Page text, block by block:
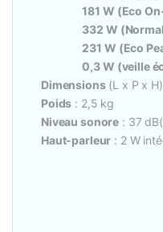
181 W (Eco On-
332 W (Normal
231 W (Eco
0,3 W (veille
Dimensions(L x P x
Poids : 2,5 kg
Niveau sonore : 37
Haut-parleur : 2 W